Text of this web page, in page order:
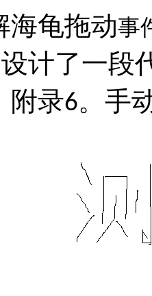
龟拖动事
设计了一
附录6。手